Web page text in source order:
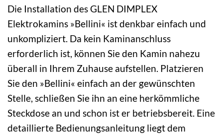
Die Installation des GLEN DIMPLEX
Elektrokamins »Bellini« ist denkbar einfach und
unkompliziert. Da kein Kaminanschluss
erforderlich ist, können Sie den Kamin nahezu
überall in Ihrem Zuhause aufstellen. Platzieren
Sie den »Bellini« einfach an der gewünschten
Stelle, schließen Sie ihn an eine herkömmliche
Steckdose an und schon ist er betriebsbereit. Eine
detaillierte Bedienungsanleitung liegt dem